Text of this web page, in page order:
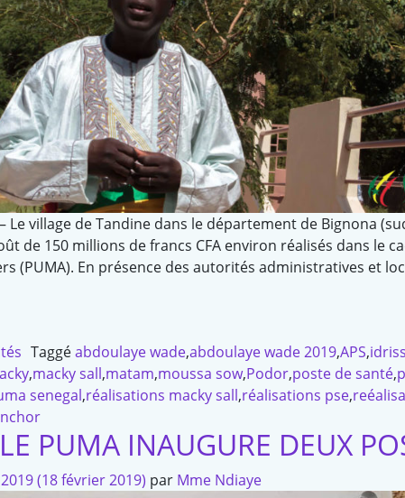
Le village de Tandine dans le département de Bignona
de 150 millions de francs CFA environ réalisés dans le
(PUMA). En présence des autorités administratives et
Taggéabdoulaye wade,abdoulaye wade 2019,APS,
,macky sall,matam,moussa sow,Podor,poste de santé,
senegal,réalisations macky sall,réalisations pse,
PUMA INAUGURE DEUX
(18 février 2019) par Mme Ndiaye